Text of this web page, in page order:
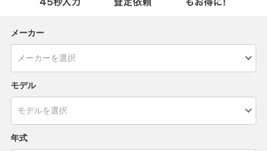
メーカー
モデル
年式